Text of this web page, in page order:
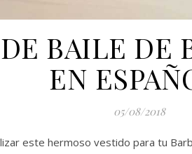
BAILE DE
EN
05/08/2018
este hermoso vestido para tu